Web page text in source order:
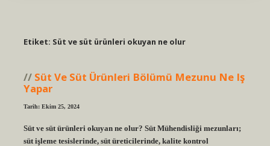
Etiket: Süt ve süt ürünleri okuyan ne olur
Süt Ve Süt Ürünleri Bölümü Mezunu Ne Iş
Yapar
Tarih: Ekim 25, 2024
Süt ve süt ürünleri okuyan ne olur? Süt Mühendisliği mezunları;
süt işleme tesislerinde, süt üreticilerinde, kalite kontrol